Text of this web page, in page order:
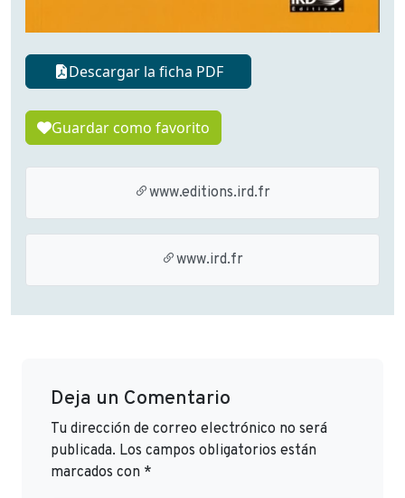
Descargar la ficha PDF
Guardar como favorito
www.editions.ird.fr
www.ird.fr
Deja un Comentario
Tu dirección de correo electrónico no será
publicada. Los campos obligatorios están
marcados con *